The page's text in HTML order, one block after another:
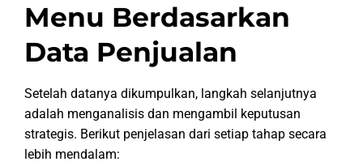
Menu Berdasarkan
Data Penjualan
Setelah datanya dikumpulkan, langkah selanjutnya
adalah menganalisis dan mengambil keputusan
strategis. Berikut penjelasan dari setiap tahap secara
lebih mendalam: